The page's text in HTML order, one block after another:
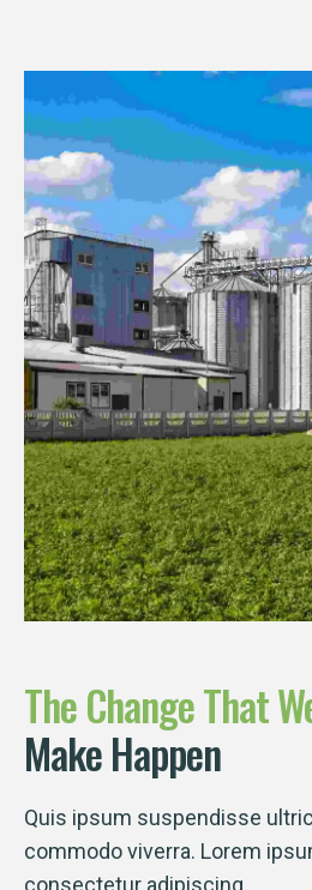
TheChangeThat
Make Happen
Quis ipsum suspendisse
commodo viverra. Lorem
consectetur adipiscing.